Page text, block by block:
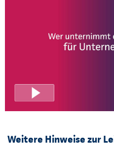
Weitere Hinweise zur